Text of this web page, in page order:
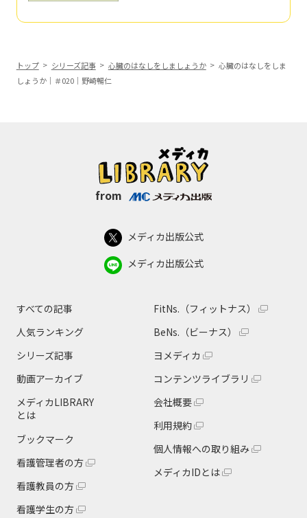
トップ シリーズ記事 心臓のはなしをしましょうか
心臓のはなしをしま
しょうか｜＃020｜野崎暢仁
from
メディカ出版公式
メディカ出版公式
すべての記事
人気ランキング
シリーズ記事
動画アーカイブ
メディカLIBRARY
とは
ブックマーク
看護管理者の方
看護教員の方
看護学生の方
FitNs.（フィットナス）
BeNs.（ビーナス）
ヨメディカ
コンテンツライブラリ
会社概要
利用規約
個人情報への取り組み
メディカIDとは